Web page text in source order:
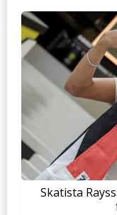
Skatista